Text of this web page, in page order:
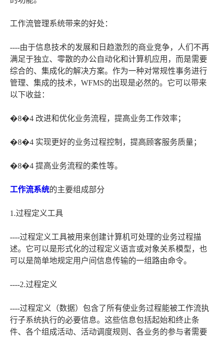
工作流管理系统带来的好处：
----由于信息技术的发展和日趋激烈的商业竞争，人们不再
满足于独立、零散的办公自动化和计算机应用，而是需要
综合的、集成化的解决方案。作为一种对常规性事务进行
管理、集成的技术，WFMS的出现是必然的。它可以带来
以下收益：
�8�4 改进和优化业务流程，提高业务工作效率；
�8�4 实现更好的业务过程控制，提高顾客服务质量；
�8�4 提高业务流程的柔性等。
工作流系统的主要组成部分
1.过程定义工具
----过程定义工具被用来创建计算机可处理的业务过程描
述。它可以是形式化的过程定义语言或对象关系模型，也
可以是简单地规定用户间信息传输的一组路由命令。
----2.过程定义
----过程定义（数据）包含了所有使业务过程能被工作流执
行子系统执行的必要信息。这些信息包括起始和终止条
件、各个组成活动、活动调度规则、各业务的参与者需要